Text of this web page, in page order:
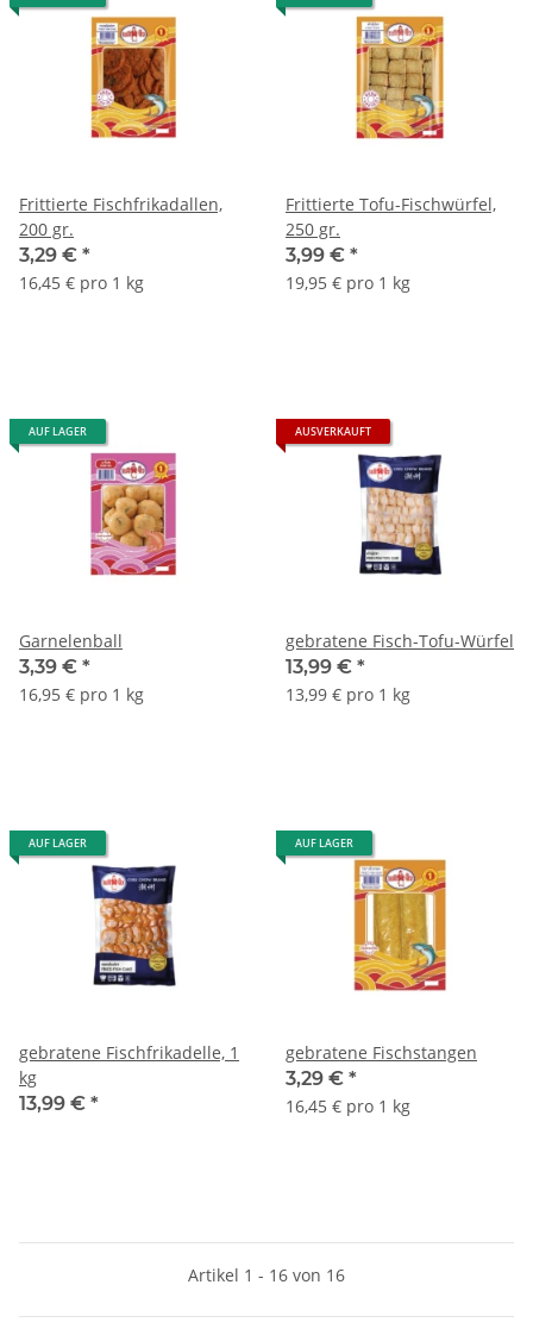
Frittierte Fischfrikadallen,
200 gr.
3,29 € *
16,45 € pro 1 kg
Frittierte Tofu-Fischwürfel,
250 gr.
3,99 € *
19,95 € pro 1 kg
AUF LAGER
Garnelenball
3,39 € *
16,95 € pro 1 kg
AUSVERKAUFT
gebratene Fisch-Tofu-Würfel
13,99 € *
13,99 € pro 1 kg
AUF LAGER
gebratene Fischfrikadelle, 1
kg
13,99 € *
AUF LAGER
gebratene Fischstangen
3,29 € *
16,45 € pro 1 kg
Artikel 1 - 16 von 16